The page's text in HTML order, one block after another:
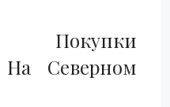
Покупки
Северном